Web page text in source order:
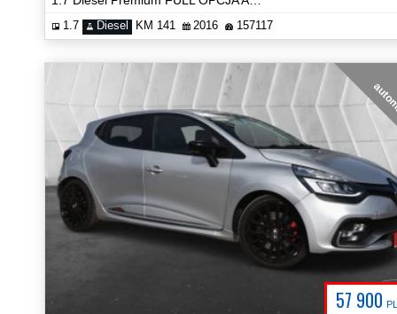
1.7 Diesel KM 141 2016 157117
57 900